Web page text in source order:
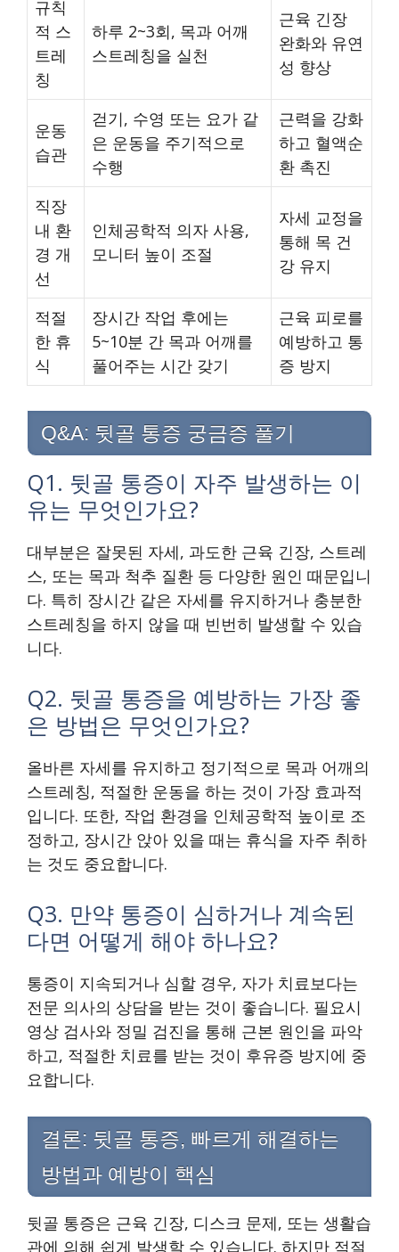
규칙
적 스
트레
칭
하루 2~3회, 목과 어깨
스트레칭을 실천
근육 긴장
완화와 유연
성 향상
운동
습관
걷기, 수영 또는 요가 같
은 운동을 주기적으로
수행
근력을 강화
하고 혈액순
환 촉진
직장
내 환
경 개
선
인체공학적 의자 사용,
모니터 높이 조절
자세 교정을
통해 목 건
강 유지
적절
한 휴
식
장시간 작업 후에는
5~10분 간 목과 어깨를
풀어주는 시간 갖기
근육 피로를
예방하고 통
증 방지
Q&A: 뒷골 통증 궁금증 풀기
Q1. 뒷골 통증이 자주 발생하는 이
유는 무엇인가요?
대부분은 잘못된 자세, 과도한 근육 긴장, 스트레
스, 또는 목과 척추 질환 등 다양한 원인 때문입니
다. 특히 장시간 같은 자세를 유지하거나 충분한
스트레칭을 하지 않을 때 빈번히 발생할 수 있습
니다.
Q2. 뒷골 통증을 예방하는 가장 좋
은 방법은 무엇인가요?
올바른 자세를 유지하고 정기적으로 목과 어깨의
스트레칭, 적절한 운동을 하는 것이 가장 효과적
입니다. 또한, 작업 환경을 인체공학적 높이로 조
정하고, 장시간 앉아 있을 때는 휴식을 자주 취하
는 것도 중요합니다.
Q3. 만약 통증이 심하거나 계속된
다면 어떻게 해야 하나요?
통증이 지속되거나 심할 경우, 자가 치료보다는
전문 의사의 상담을 받는 것이 좋습니다. 필요시
영상 검사와 정밀 검진을 통해 근본 원인을 파악
하고, 적절한 치료를 받는 것이 후유증 방지에 중
요합니다.
결론: 뒷골 통증, 빠르게 해결하는
방법과 예방이 핵심
뒷골 통증은 근육 긴장, 디스크 문제, 또는 생활습
관에 의해 쉽게 발생할 수 있습니다. 하지만 적절